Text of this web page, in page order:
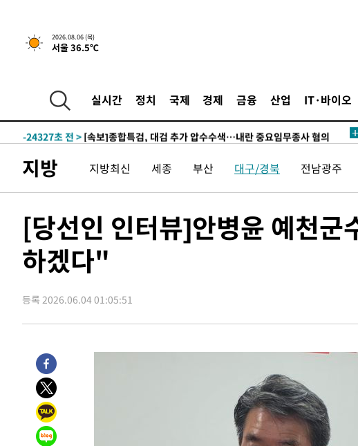
2026.08.06 (목)
서울 36.5℃
실시간 정치 국제 경제 금융 산업 IT·바이오
-25477초 전 >'낮 최고 39도' 불볕더위…한밤 열대야도 계속[내일날씨]
-25436초 전 >[속보]7~9일 프로야구 3연전도 폭염 취소…11일 재개
-24925초 전 >
'월드컵 탈락 후폭풍' 축구협회…초유의 압수수색에 '충격·당황'
-24765초 전 >
-24327초 전 > [속보]종합특검, 대검 추가 압수수색…내란 중요임무종사 혐의
-20352초 전 >
[속보]코스피, 301.88포인트(4.58%) 내린 6296.38 마감
-20217초 전 >[속보]원·달러 환율, 0.7원 내린 1423.8원 마감
-14861초 전 > 손흥민, 5경기 연속골 실패…LAFC는 승부차기 끝 과달라하라 격파
-7462초 전 >내일까지 39도 '펄펄'…기상청 "태풍 지나며 폭염 잠시 꺾인다"
-7099초 전 >트럼프, 한국계 진보 주지사 후보 맹공…"공산주의가 최대 위협"
-3597초 전 >[속보]산업장관 "李정부, 원전 반대 안해…안정 전력 위해 불가피"
-2294초 전 >[속보]경찰, '홍명보 선임 논란' 대한축구협회·축구회관 등 압수수색
화"
-28265초 전 >
-26695초 전 >
[속보] SKT, 에이닷 서비스 장애 발생…"원인 파악 중"
-26101초 전 >
[속보]합참 "북, 동해상으로 미상 발사체 발사"
-25497초 전 >
'낮 최고 39도' 불볕더위…한밤 열대야도 계속[내일날씨]
-25456초 전 >
[속보]7~9일 프로야구 3연전도 폭염 취소…11일 재개
지방 지방최신 세종 부산 대구/경북 전남광주
[당선인 인터뷰]안병윤 예천
하겠다"
등록 2026.06.04 01:05:51